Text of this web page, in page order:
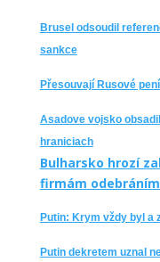
Brusel odsoudil
sankce
Přesouvají Rusové
Asadove vojsko
hraniciach
Bulharsko hrozí
firmám
Putin: Krym vždy byl a
Putin dekretem uznal